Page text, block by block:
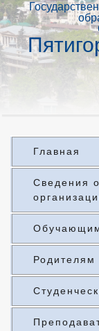
Главная
Сведения
Родителям